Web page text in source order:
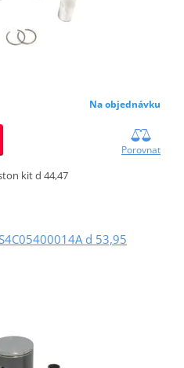
Na objednávku
Porovnat
kit d 44,47
d 53,95